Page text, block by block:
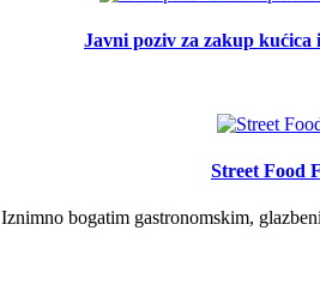
Javni poziv za zakup
Street Food
Iznimno bogatim gastronomskim,